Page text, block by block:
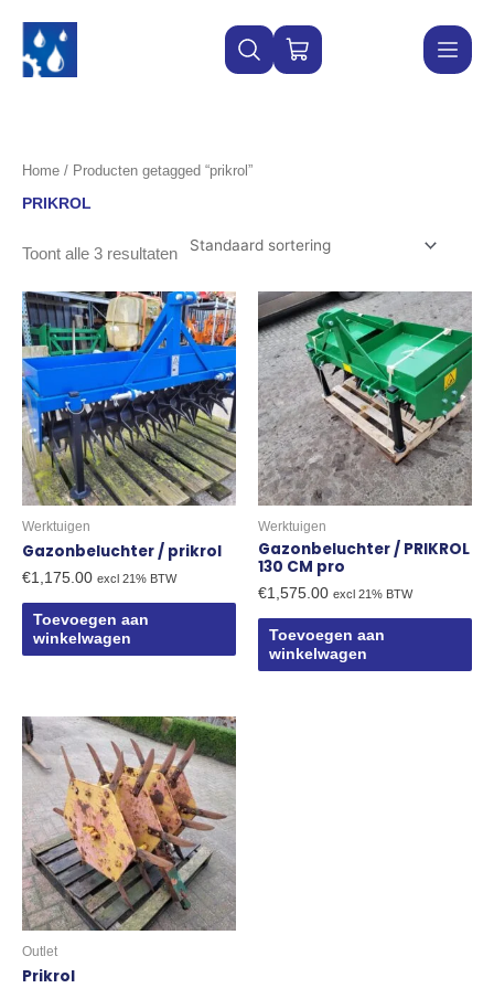
inhoud
WINKELWAGEN
Home / Producten getagged “prikrol”
PRIKROL
Toont alle 3 resultaten
Werktuigen
Gazonbeluchter / prikrol
€1,175.00 excl 21% BTW
Toevoegen aan
winkelwagen
Werktuigen
Gazonbeluchter / PRIKROL
130 CM pro
€1,575.00 excl 21% BTW
Toevoegen aan
winkelwagen
Outlet
Prikrol